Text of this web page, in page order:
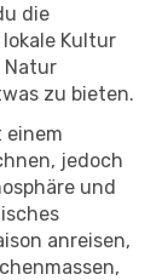
die
Kultur
Natur
zu bieten.
einem
jedoch
und
anreisen,